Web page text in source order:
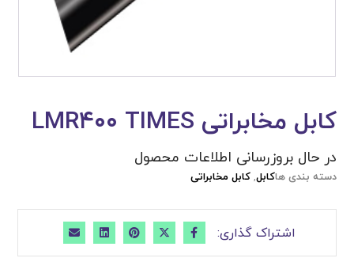
کابل مخابراتی LMR۴۰۰ TIMES
در حال بروزرسانی اطلاعات محصول
دسته بندی هاکابل,کابل مخابراتی